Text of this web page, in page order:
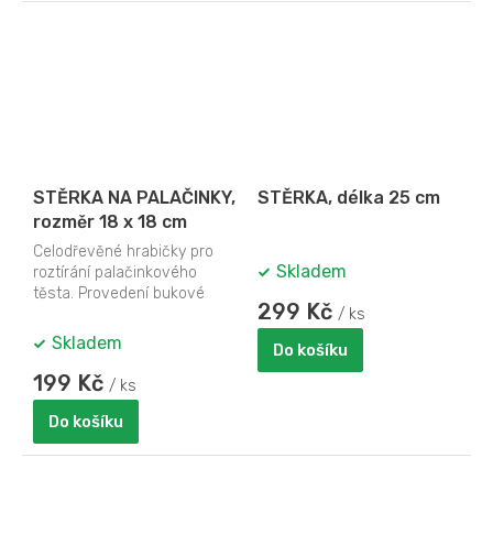
STĚRKA NA PALAČINKY,
rozměr 18 x 18 cm
Celodřevěné hrabičky pro
roztírání palačinkového
těsta. Provedení bukové
165 mm....
Skladem
199 Kč / ks
Do košíku
STĚRKA, délka 25 cm
Skladem
299 Kč / ks
Do košíku